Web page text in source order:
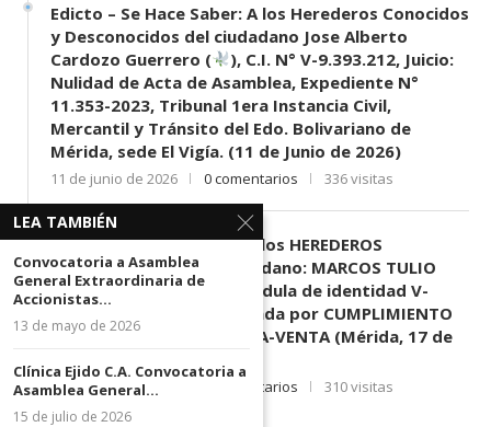
Edicto – Se Hace Saber: A los Herederos Conocidos
y Desconocidos del ciudadano Jose Alberto
Cardozo Guerrero (
), C.I. N° V-9.393.212, Juicio:
Nulidad de Acta de Asamblea, Expediente N°
11.353-2023, Tribunal 1era Instancia Civil,
Mercantil y Tránsito del Edo. Bolivariano de
Mérida, sede El Vigía. (11 de Junio de 2026)
11 de junio de 2026 0 comentarios 336 visitas
EDICTO SE HACE SABER: A los HEREDEROS
DESCONOCIDOS del ciudadano: MARCOS TULIO
MORENO HERRERA, (
) cédula de identidad V-
3.003.963, Parte demandada por CUMPLIMIENTO
DE CONTRATO DE COMPRA-VENTA (Mérida, 17 de
17 de junio de 2026 0 comentarios 310 visitas
LEA TAMBIÉN
Convocatoria a Asamblea
General Extraordinaria de
Accionistas...
13 de mayo de 2026
Clínica Ejido C.A. Convocatoria a
Asamblea General...
15 de julio de 2026